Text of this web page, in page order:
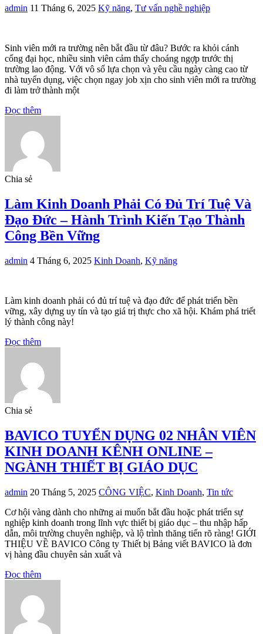
admin 11 Tháng 6, 2025 Kỹ năng, Tư vấn nghề nghiệp
Sinh viên mới ra trường nên bắt đầu từ đâu? Bước ra khỏi cánh
cổng đại học, nhiều sinh viên cảm thấy choáng ngợp trước thị
trường lao động. Với vô số lựa chọn và yêu cầu ngày càng cao từ
nhà tuyển dụng, việc chọn ngay job xịn cho sinh viên mới ra trường
đi làm trở thành một
Đọc thêm
Chia sẻ
Làm Kinh Doanh Phải Có Đủ Trí Tuệ Và
Đạo Đức – Hành Trình Kiến Tạo Thành
Công Bền Vững
admin 4 Tháng 6, 2025 Kinh Doanh, Kỹ năng
Làm kinh doanh phải có đủ trí tuệ và đạo đức để phát triển bền
vững, xây dựng uy tín và tạo giá trị thực cho xã hội. Khám phá triết
lý thành công này!
Đọc thêm
Chia sẻ
BAVICO TUYỂN DỤNG 02 NHÂN VIÊN
KINH DOANH KÊNH ONLINE –
NGÀNH THIẾT BỊ GIÁO DỤC
admin 20 Tháng 5, 2025 CÔNG VIỆC, Kinh Doanh, Tin tức
Cơ hội vàng dành cho những ai muốn bắt đầu hoặc phát triển sự
nghiệp kinh doanh trong lĩnh vực thiết bị giáo dục – thu nhập hấp
dẫn, môi trường chuyên nghiệp, và lộ trình thăng tiến rõ ràng! GIỚI
THIỆU VỀ BAVICO Công ty Thiết bị Bảng viết BAVICO là đơn
vị hàng đầu chuyên sản xuất và
Đọc thêm